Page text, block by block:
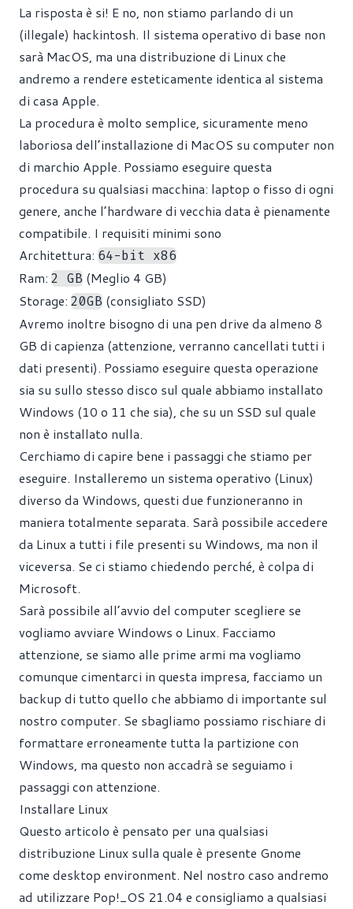
La risposta è si! E no, non stiamo parlando di un
(illegale) hackintosh. Il sistema operativo di base non
sarà MacOS, ma una distribuzione di Linux che
andremo a rendere esteticamente identica al sistema
di casa Apple.
La procedura è molto semplice, sicuramente meno
laboriosa dell’installazione di MacOS su computer non
di marchio Apple. Possiamo eseguire questa
procedura su qualsiasi macchina: laptop o fisso di ogni
genere, anche l’hardware di vecchia data è pienamente
compatibile. I requisiti minimi sono
Architettura: 64-bit x86
Ram: 2 GB (Meglio 4 GB)
Storage: 20GB (consigliato SSD)
Avremo inoltre bisogno di una pen drive da almeno 8
GB di capienza (attenzione, verranno cancellati tutti i
dati presenti). Possiamo eseguire questa operazione
sia su sullo stesso disco sul quale abbiamo installato
Windows (10 o 11 che sia), che su un SSD sul quale
non è installato nulla.
Cerchiamo di capire bene i passaggi che stiamo per
eseguire. Installeremo un sistema operativo (Linux)
diverso da Windows, questi due funzioneranno in
maniera totalmente separata. Sarà possibile accedere
da Linux a tutti i file presenti su Windows, ma non il
viceversa. Se ci stiamo chiedendo perché, è colpa di
Microsoft.
Sarà possibile all’avvio del computer scegliere se
vogliamo avviare Windows o Linux. Facciamo
attenzione, se siamo alle prime armi ma vogliamo
comunque cimentarci in questa impresa, facciamo un
backup di tutto quello che abbiamo di importante sul
nostro computer. Se sbagliamo possiamo rischiare di
formattare erroneamente tutta la partizione con
Windows, ma questo non accadrà se seguiamo i
passaggi con attenzione.
Installare Linux
Questo articolo è pensato per una qualsiasi
distribuzione Linux sulla quale è presente Gnome
come desktop environment. Nel nostro caso andremo
ad utilizzare Pop!_OS 21.04 e consigliamo a qualsiasi